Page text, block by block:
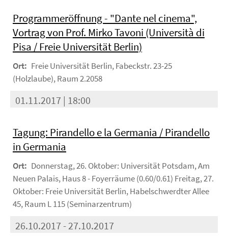
Programmeröffnung - "Dante nel cinema",
Vortrag von Prof. Mirko Tavoni (Università di
Pisa / Freie Universität Berlin)
Ort: Freie Universität Berlin, Fabeckstr. 23-25
(Holzlaube), Raum 2.2058
01.11.2017 | 18:00
Tagung: Pirandello e la Germania / Pirandello
in Germania
Ort: Donnerstag, 26. Oktober: Universität Potsdam, Am
Neuen Palais, Haus 8 - Foyerräume (0.60/0.61) Freitag, 27.
Oktober: Freie Universität Berlin, Habelschwerdter Allee
45, Raum L 115 (Seminarzentrum)
26.10.2017 - 27.10.2017